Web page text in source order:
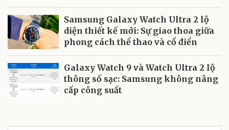
Samsung Galaxy Watch Ultra 2 lộ
diện thiết kế mới: Sự giao thoa giữa
phong cách thể thao và cổ điển
Galaxy Watch 9 và Watch Ultra 2 lộ
thông số sạc: Samsung không nâng
cấp công suất